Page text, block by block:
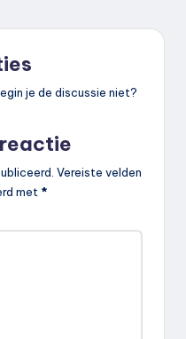
je de discussie niet?
Vereiste velden
met *